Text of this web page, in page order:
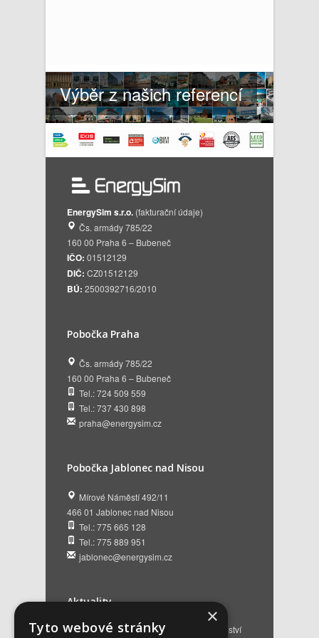
Výběr z našich referencí
EnergySim s.r.o. (fakturační údaje)
Čs. armády 785/22
160 00 Praha 6 – Bubeneč
IČO: 01512129
DIČ: CZ01512129
BÚ: 2500392716/2010
Pobočka Praha
Čs. armády 785/22
160 00 Praha 6 – Bubeneč
Tel.: 724 509 559
Tel.: 737 430 898
praha@energysim.cz
Pobočka Jablonec nad Nisou
Mírové Náměstí 492/11
466 01 Jablonec nad Nisou
Tel.: 775 665 128
Tel.: 775 889 951
jablonec@energysim.cz
Aktuality
Renovační pasy budov a dotační poradenství
×
Tyto webové stránky